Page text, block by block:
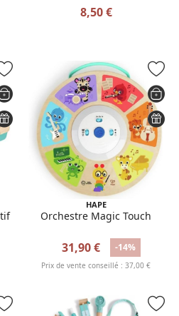
8,50 €
HAPE
Orchestre Magic Touch
31,90 € -14%
Prix de vente conseillé : 37,00 €